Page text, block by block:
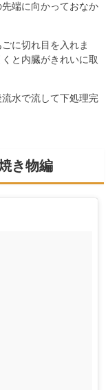
端に向かっておなか
に切れ目を入れま
と内臓がきれいに取
水で流して下処理完
き物編